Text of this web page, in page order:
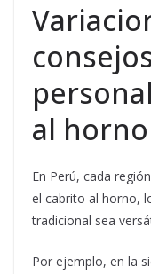
al horno
En Perú, cada
el cabrito al horno,
tradicional sea
Por ejemplo, en la